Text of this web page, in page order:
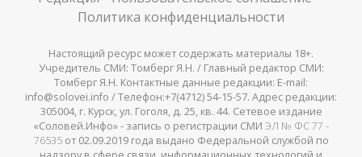
Политика конфиденциальности
Настоящий ресурс может содержать материалы 18+.
Учредитель СМИ: Томберг Я.Н. / Главный редактор СМИ:
Томберг Я.Н. Контактные данные редакции: E-mail:
info@solovei.info / Телефон:+7(4712) 54-15-57. Адрес редакции:
305004, г. Курск, ул. Гоголя, д. 25, кв. 44. Сетевое издание
«Соловей.Инфо» - запись о регистрации СМИ ЭЛ № ФС 77 -
76535от 02.09.2019 года выдано Федеральной службой по